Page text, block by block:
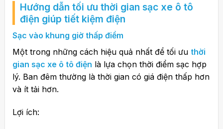
Hướng dẫn tối ưu thời gian sạc xe ô tô
điện giúp tiết kiệm điện
Sạc vào khung giờ thấp điểm
Một trong những cách hiệu quả nhất để tối ưu thời
gian sạc xe ô tô điện là lựa chọn thời điểm sạc hợp
lý. Ban đêm thường là thời gian có giá điện thấp hơn
và ít tải hơn.
Lợi ích: